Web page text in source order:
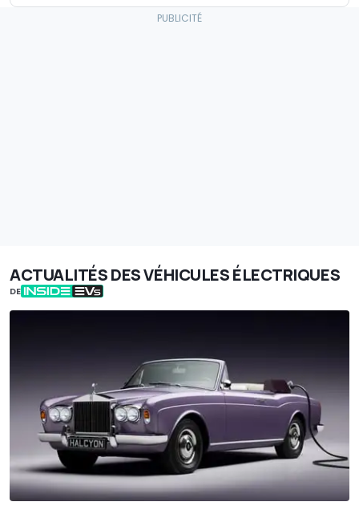
ACTUALITÉS DES VÉHICULES ÉLECTRIQUES
DE